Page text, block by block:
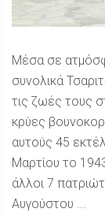
Μέσα σε
συνολικά
τις ζωές τους
κρύες
αυτούς 45
Μαρτίου το
άλλοι 7
Αυγούστου ...